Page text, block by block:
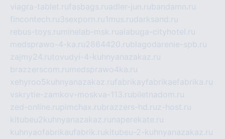
viagra-tablet.rufasbags.ruadler-jun.rubandamn.ru
fincontech.ru3sexporn.ru1mus.rudarksand.ru
rebus-toys.ru minelab-msk.rualabuga-cityhotel.ru
medsprawo-4-ka.ru2864420.rublagodarenie-spb.ru
zajmy24.rutovudyi-4-kuhnyanazakaz.ru
brazzerscom.ru medsprawo4ka.ru
xehyroo5kuhnyanazakaz.rufabrikayfabrikaefabrika.ru
vskrytie-zamkov-moskva-113.rubiletnadom.ru
zed-online.rupimchax.rubrazzers-hd.ruz-host.ru
kitubeu2kuhnyanazakaz.ru naperekate.ru
kuhnyaofabrikaufabrik.rukitubeu-2-kuhnyanazakaz.ru